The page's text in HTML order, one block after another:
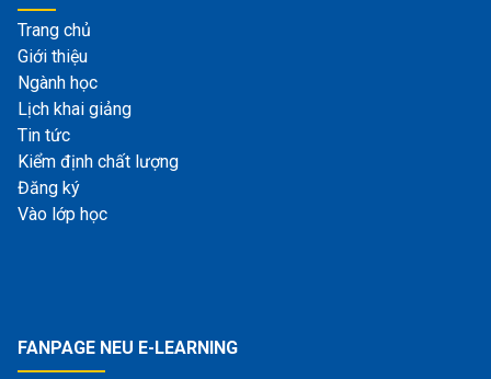
Trang chủ
Giới thiệu
Ngành học
Lịch khai giảng
Tin tức
Kiểm định chất lượng
Đăng ký
Vào lớp học
FANPAGE NEU E-LEARNING